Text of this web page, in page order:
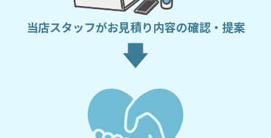
当店スタッフがお見積り内容の確認・提案